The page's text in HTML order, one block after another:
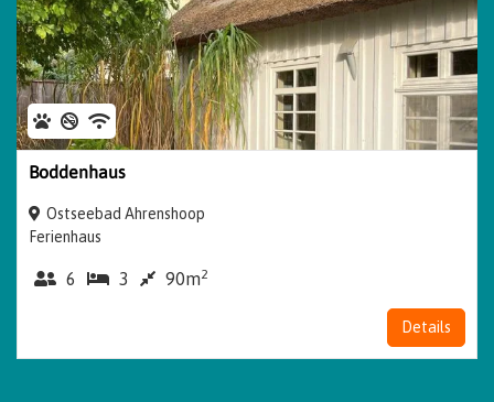
Boddenhaus
Ostseebad Ahrenshoop
Ferienhaus
6 3 90m2
Details